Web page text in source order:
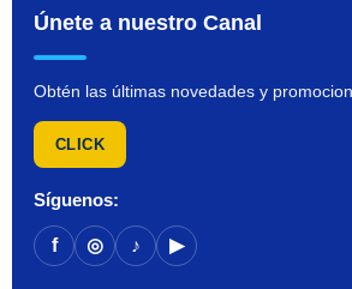
Únete a nuestro Canal
Obtén las últimas novedades y
CLICK
Síguenos:
f ◎ ♪ ▶